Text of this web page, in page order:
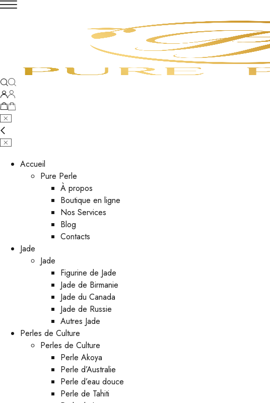
Accueil
Pure Perle
À propos
Boutique en ligne
Nos Services
Blog
Contacts
Jade
Jade
Figurine de Jade
Jade de Birmanie
Jade du Canada
Jade de Russie
Autres Jade
Perles de Culture
Perles de Culture
Perle Akoya
Perle d’Australie
Perle d’eau douce
Perle de Tahiti